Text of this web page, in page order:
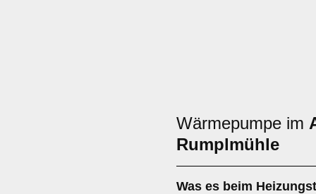
Wärmepumpe im
Rumplmühle
Was es beim